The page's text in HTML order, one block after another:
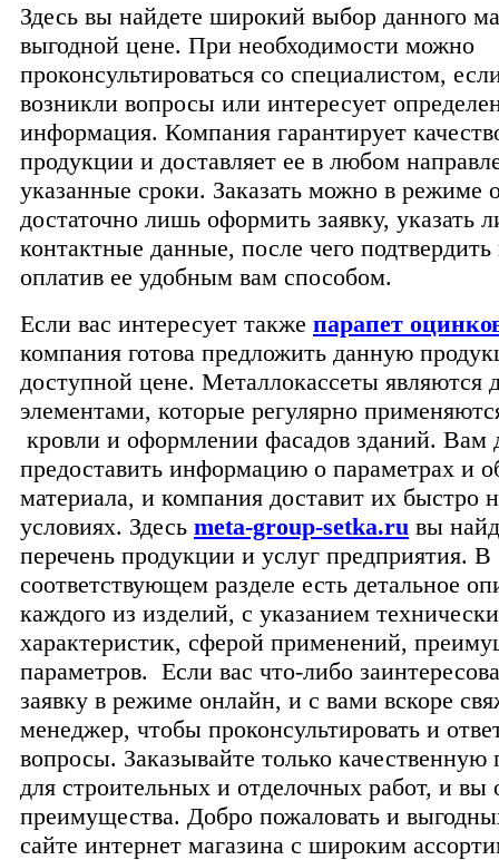
Здесь вы найдете широкий выбор данного
выгодной цене. При необходимости можно
проконсультироваться со специалистом,
возникли вопросы или интересует
информация. Компания гарантирует
продукции и доставляет ее в любом
указанные сроки. Заказать можно в режиме
достаточно лишь оформить заявку, указать
контактные данные, после чего
оплатив ее удобным вам способом.
Если вас интересует также парапет
компания готова предложить данную
доступной цене. Металлокассеты являются
элементами, которые регулярно
кровли и оформлении фасадов зданий. Вам
предоставить информацию о параметрах и
материала, и компания доставит их быстро
условиях. Здесь meta-group-setka.ru вы
перечень продукции и услуг предприятия. В
соответствующем разделе есть детальное
каждого из изделий, с указанием
характеристик, сферой применений,
параметров. Если вас что-либо
заявку в режиме онлайн, и с вами вскоре
менеджер, чтобы проконсультировать и
вопросы. Заказывайте только
для строительных и отделочных работ, и вы
преимущества. Добро пожаловать и
сайте интернет магазина с широким